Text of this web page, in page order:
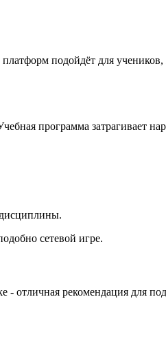
подойдёт для
программа затрагивает
сетевой игре.
рекомендация для